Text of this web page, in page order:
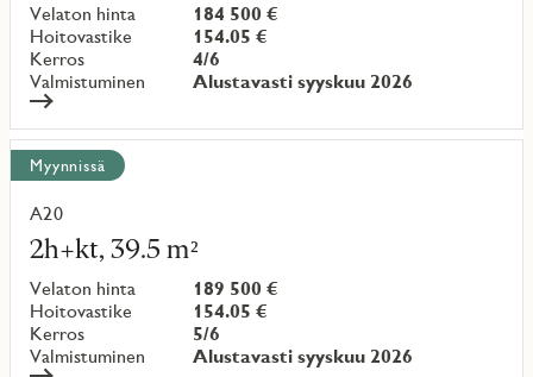
Velaton hinta
184 500 €
Hoitovastike
154.05 €
Kerros
4/6
Valmistuminen
Alustavasti syyskuu 2026
Myynnissä
A20
2h+kt, 39.5 m²
Velaton hinta
189 500 €
Hoitovastike
154.05 €
Kerros
5/6
Valmistuminen
Alustavasti syyskuu 2026
Lue
lisää
kohteesta